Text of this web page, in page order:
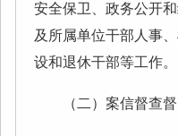
安全保卫、政务公开
及所属单位干部人事
设和退休干部等工作。
（二）案信督查督